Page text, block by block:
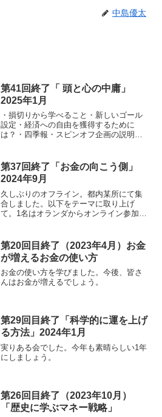
中島優太
第41回終了「 頭と心の中庸」
2025年1月
・損切りから学べること・新しいゴール
設定・経済への自由を獲得するために
は？・四季報・スピンオフ企画の説明な
した。
第37回終了「お金の向こう側」
2024年9月
久しぶりのオフライン。都内某所にて集
合しました。以下をテーマに取り上げ
て。1名はオランダからオンライン参加で
第20回目終了（2023年4月）お金
が増えるお金の使い方
お金の使い方を学びました。今後、皆さ
んはお金が増えるでしょう。
第29回目終了「科学的に運を上げ
る方法」2024年1月
実りある会でした。今年も素晴らしい1年
にしましょう。
第26回目終了（2023年10月）
「歴史に学ぶマネー戦略」